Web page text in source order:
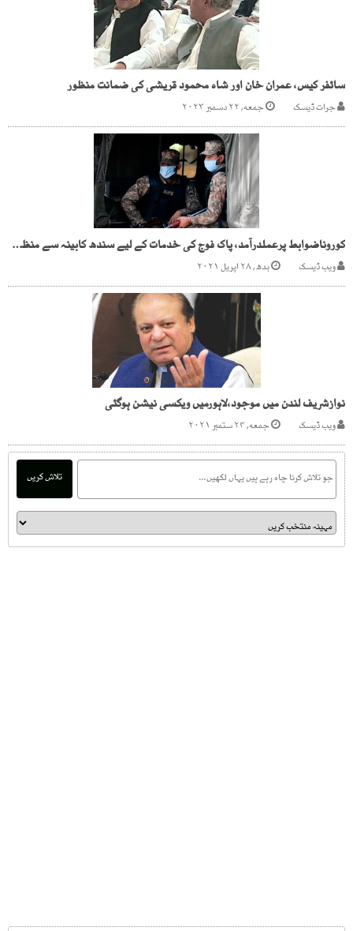
سائفر کیس، عمران خان اور شاہ محمود قریشی کی ضمانت منظور
جرات ڈیسک جمعه, ۲۲ دسمبر ۲۰۲۳
کوروناضوابط پرعملدرآمد، پاک فوج کی خدمات کے لیے سندھ کابینہ سے منظوری
ویب ڈیسک بدھ, ۲۸ اپریل ۲۰۲۱
نوازشریف لندن میں موجود،لاہورمیں ویکسی نیشن ہوگئی
ویب ڈیسک جمعه, ۲۴ ستمبر ۲۰۲۱
تلاش کریں